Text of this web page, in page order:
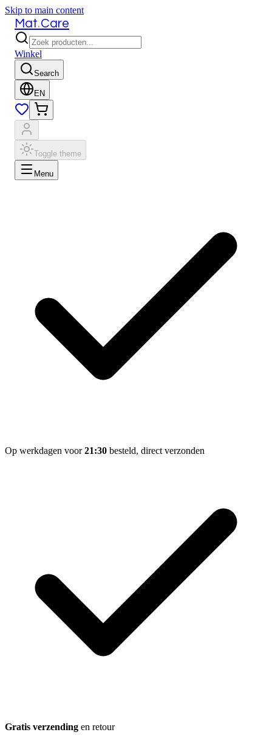
Skip to main content
Mat.Care
Winkel
Search
EN
Toggle theme
Menu
Op werkdagen voor21:30 besteld, direct verzonden
Gratis verzending en retour